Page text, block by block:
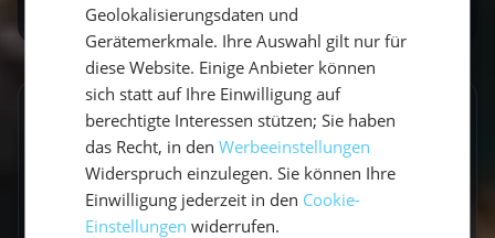
GESCHRIEBEN VON
Vicci
Travel Explorerin
Geolokalisierungsdaten und
Gerätemerkmale. Ihre Auswahl gilt nur für
diese Website. Einige Anbieter können
sich statt auf Ihre Einwilligung auf
berechtigte Interessen stützen; Sie haben
das Recht, in denWerbeeinstellungen
Widerspruch einzulegen. Sie können Ihre
Einwilligung jederzeit in den Cookie-
Einstellungen widerrufen.